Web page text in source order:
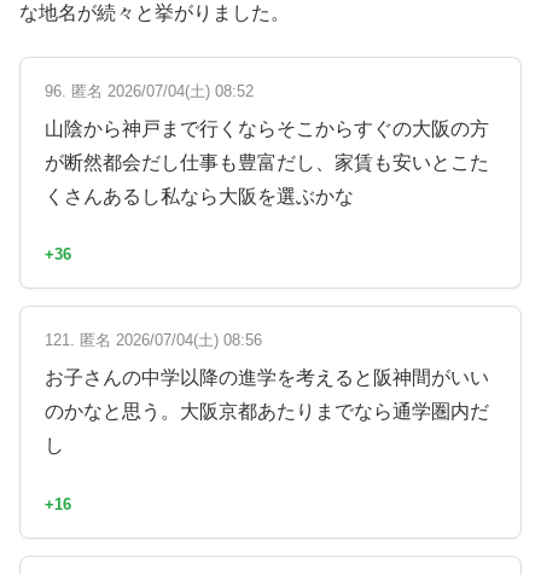
な地名が続々と挙がりました。
96. 匿名 2026/07/04(土) 08:52
山陰から神戸まで行くならそこからすぐの大阪の方
が断然都会だし仕事も豊富だし、家賃も安いとこた
くさんあるし私なら大阪を選ぶかな
+36
121. 匿名 2026/07/04(土) 08:56
お子さんの中学以降の進学を考えると阪神間がいい
のかなと思う。大阪京都あたりまでなら通学圏内だ
し
+16